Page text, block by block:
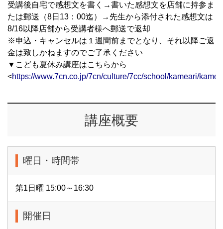
受講後自宅で感想文を書く→書いた感想文を店舗に持参ま
たは郵送（8日13：00迄）→先生から添付された感想文は
8/16以降店舗から受講者様へ郵送で返却
※申込・キャンセルは１週間前までとなり、それ以降ご返
金は致しかねますのでご了承ください
▼こども夏休み講座はこちらから
<https://www.7cn.co.jp/7cn/culture/7cc/school/kameari/
講座概要
曜日・時間帯
第1日曜 15:00～16:30
開催日